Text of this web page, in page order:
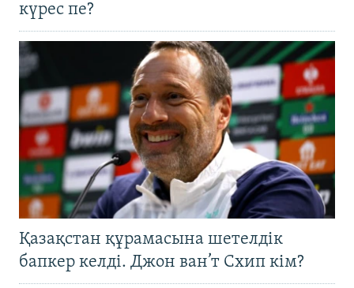
күрес пе?
Қазақстан құрамасына шетелдік
бапкер келді. Джон ван’т Схип кім?